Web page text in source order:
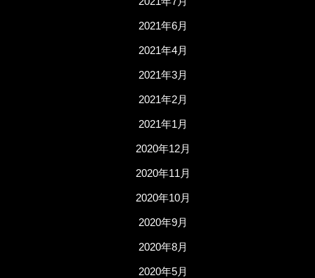
2021年6月
2021年4月
2021年3月
2021年2月
2021年1月
2020年12月
2020年11月
2020年10月
2020年9月
2020年8月
2020年5月